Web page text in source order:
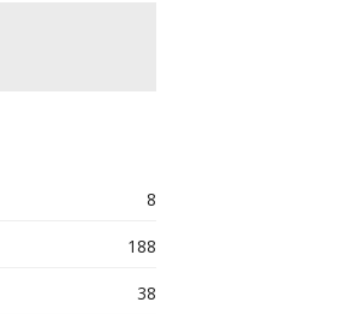
8
188
38